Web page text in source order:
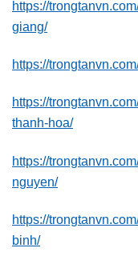
https://
giang/
https://
https://
thanh-hoa/
https://
nguyen/
https://
binh/